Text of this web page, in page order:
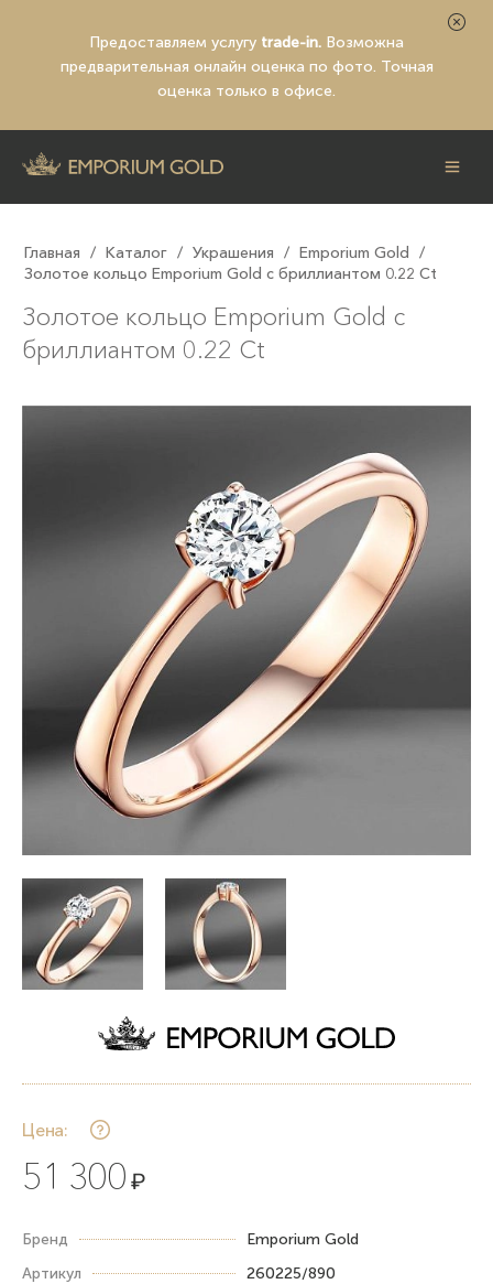
Предоставляем услугу trade-in. Возможна
предварительная онлайн оценка по фото. Точная
оценка только в офисе.
Главная / Каталог / Украшения / Emporium Gold /
Золотое кольцо Emporium Gold с бриллиантом 0.22 Ct
Золотое кольцо Emporium Gold с
бриллиантом 0.22 Ct
Цена:
51 300 ₽
Бренд
Emporium Gold
Артикул
260225/890